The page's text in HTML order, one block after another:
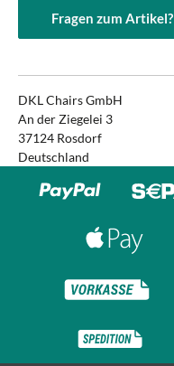
Fragen zum Artikel?
DKL Chairs GmbH
An der Ziegelei 3
37124 Rosdorf
Deutschland